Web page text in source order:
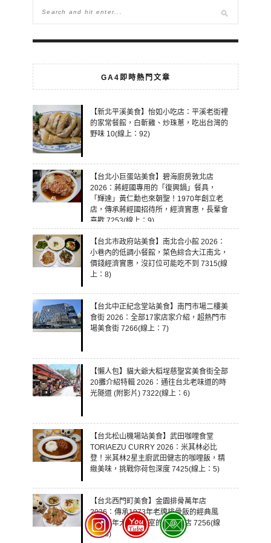
GA4即時熱門文章
【新北平溪美食】怡如小吃店：平溪老街裡
的家常餐館，白斬雞、炒珠蔥，吃出台灣的
野味 10(線上：92)
【台北小巨蛋站美食】碧海廚房敦北店
2026：蔣經國專用的「復興鍋」餐具，
「輝達」黃仁勳也來朝聖！1970年創立老
店，傳承蔣經國招待所，經濟實惠，長輩會
喜歡 7253(線上：9)
【台北市政府站美食】南北合小館 2026：
小巷內的低調小餐館，菜色綜合大江南北，
價錢經濟實惠，沒訂位可能吃不到 7315(線
上：8)
【台北中正紀念堂站美食】南門市場二樓美
食街 2026：全部17家店家介紹，超熱門市
場美食街 7266(線上：7)
【懶人包】貓大爺大稻埕慈聖宮美食街全部
20攤介紹特輯 2026：通往台北老味道的時
光隧道 (附影片) 7322(線上：6)
【台北松山機場站美食】武田咖哩食堂
TORIAEZU CURRY 2026：米其林必比
登！米其林2星主廚武田健志的咖哩飯，精
緻美味，挑戰你荷包深度 7425(線上：5)
【台北西門町美食】金園排骨萬年店
2026：傳承1973年老牌排骨飯的經典風
味，萬年大樓地下室的懷舊老店 7256(線
上：5)